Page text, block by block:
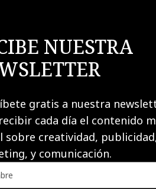
NUESTRA
gratis a nuestra
cada día el contenido
sobre creatividad,
y comunicación.